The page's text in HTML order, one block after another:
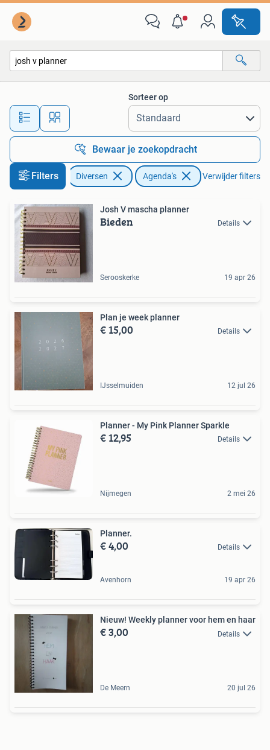
Alle afstanden…
Sorteer op
Bewaar je zoekopdracht
Filters Diversen Agenda's Verwijder filters
Josh V mascha planner
Bieden Details
Serooskerke 19 apr 26
Plan je week planner
€ 15,00 Details
IJsselmuiden 12 jul 26
Planner - My Pink Planner Sparkle
€ 12,95 Details
Nijmegen 2 mei 26
Planner.
€ 4,00 Details
Avenhorn 19 apr 26
Nieuw! Weekly planner voor hem en haar
€ 3,00 Details
De Meern 20 jul 26